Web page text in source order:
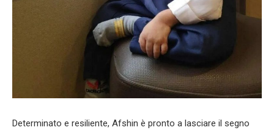
Determinato e resiliente, Afshin è pronto a lasciare il segno